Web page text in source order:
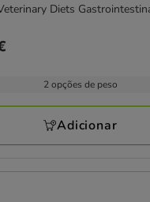
Diets
2 opções de peso
Adicionar